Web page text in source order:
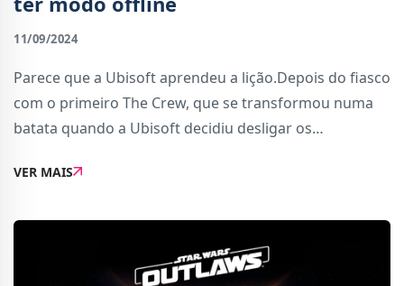
11/09/2024
Parece que a Ubisoft aprendeu a lição.Depois do fiasco
com o primeiro The Crew, que se transformou numa
batata quando a Ubisoft decidiu desligar os
modos offline tanto a The Crew 2 como a The Crew Mo
VER MAIS